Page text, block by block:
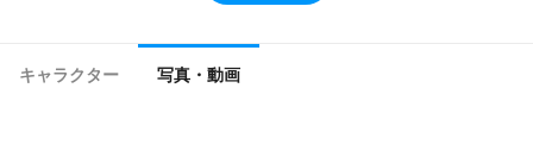
キャラクター 写真・動画